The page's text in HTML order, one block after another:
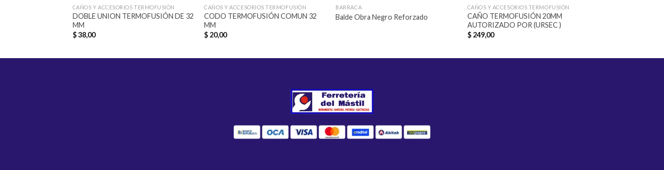
CAÑOS Y ACCESORIOS TERMOFUSIÓN
DOBLE UNION TERMOFUSIÓN DE 32
MM
$38,00
CAÑOS Y ACCESORIOS TERMOFUSIÓN
CODO TERMOFUSIÓN COMUN 32
MM
$ 20,00
BARRACA
Balde Obra Negro Reforzado
CAÑOS Y ACCESORIOS TERMOFUSIÓN
CAÑO TERMOFUSIÓN 20MM
AUTORIZADO POR (URSEC )
$249,00